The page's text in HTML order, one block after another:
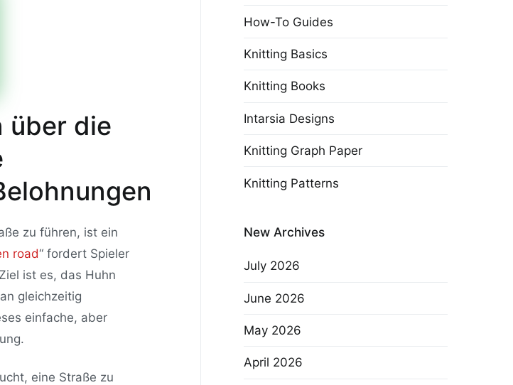
über die
zu führen, ist ein
road“ fordert Spieler
ist es, das Huhn
gleichzeitig
einfache, aber
eine Straße zu
How-To Guides
Knitting Basics
Knitting Books
Intarsia Designs
Knitting Graph Paper
Knitting Patterns
New Archives
July 2026
June 2026
May 2026
April 2026